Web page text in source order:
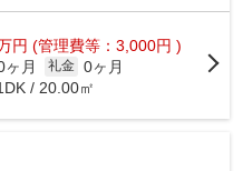
円 (管理費等：3,000円 )
ヶ月 礼金 0ヶ月
/ 20.00㎡